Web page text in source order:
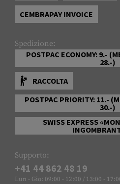
CEMBRAPAY INVOICE
Spedizione:
POSTPAC ECONOMY: 9.-
28.-)
RACCOLTA
POSTPAC PRIORITY: 11.-
30.-)
SWISS EXPRESS
Supporto:
+41 44 862 48 19
Lun - Gio: 09:00 - 12:00 / 13:00 -